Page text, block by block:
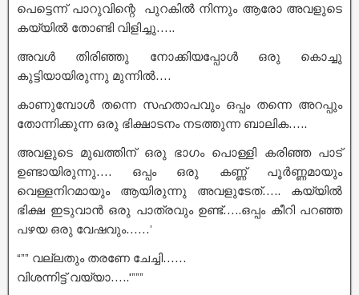
പെട്ടെന്ന് പാറുവിന്റെ പുറകിൽ നിന്നും ആരോ അവളുടെ
കയ്യിൽ തോണ്ടി വിളിച്ചു…..
അവൾ തിരിഞ്ഞു നോക്കിയപ്പോൾ ഒരു കൊച്ചു
കുട്ടിയായിരുന്നു മുന്നിൽ….
കാണുമ്പോൾ തന്നെ സഹതാപവും ഒപ്പം തന്നെ അറപ്പും
തോന്നിക്കുന്ന ഒരു ഭിക്ഷാടനം നടത്തുന്ന ബാലിക…..
അവളുടെ മുഖത്തിന്‌ ഒരു ഭാഗം പൊള്ളി കരിഞ്ഞ പാട്
ഉണ്ടായിരുന്നു…. ഒപ്പം ഒരു കണ്ണ് പൂർണ്ണമായും
വെള്ളനിറമായും ആയിരുന്നു അവളുടേത്….. കയ്യിൽ
ഭിക്ഷ ഇടുവാൻ ഒരു പാത്രവും ഉണ്ട്…..ഒപ്പം കീറി പറഞ്ഞ
പഴയ ഒരു വേഷവും……’
“”” വല്ലതും തരണേ ചേച്ചി……
വിശന്നിട്ട് വയ്യാ…..'”””